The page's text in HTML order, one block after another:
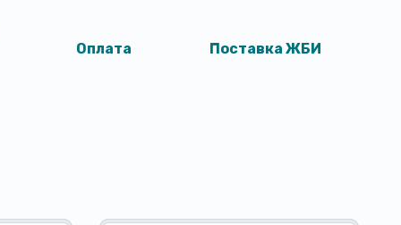
Оплата Поставка ЖБИ